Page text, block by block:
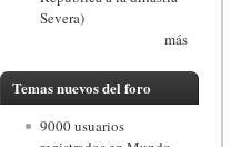
Severa)
más
Temas nuevos del foro
9000 usuarios